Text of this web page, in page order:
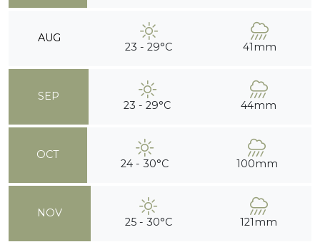
AUG
23 - 29°C 41mm
SEP
23 - 29°C 44mm
OCT
24 - 30°C 100mm
NOV
25 - 30°C 121mm